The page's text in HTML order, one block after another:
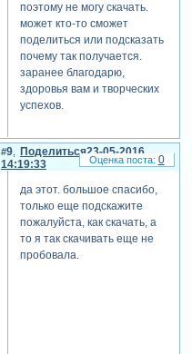
поэтому не могу скачать.
может кто-то сможет
поделиться или подсказать
почему так получается.
заранее благодарю,
здоровья вам и творческих
успехов.
Поделиться
9
23-05-2016
14:19:33
да этот. большое спасибо,
только еще подскажите
пожалуйста, как скачать, а
то я так скачивать еще не
пробовала.
0